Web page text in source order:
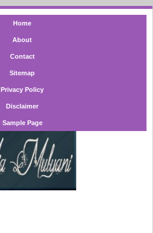
Home
About
Contact
Sitemap
Privacy Policy
Disclaimer
Sample Page